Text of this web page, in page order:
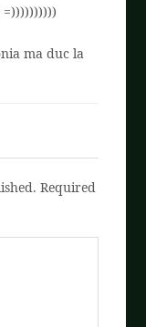
ma duc la
Required